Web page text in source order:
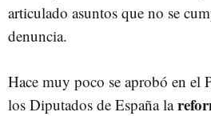
articulado asuntos que no se
denuncia.
Hace muy poco se aprobó en el
los Diputados de España la